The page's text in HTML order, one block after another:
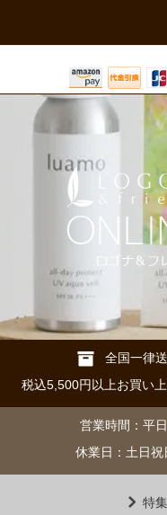
全国一律
税込5,500円以上お買い
営業時間：平
休業日：土日祝
特